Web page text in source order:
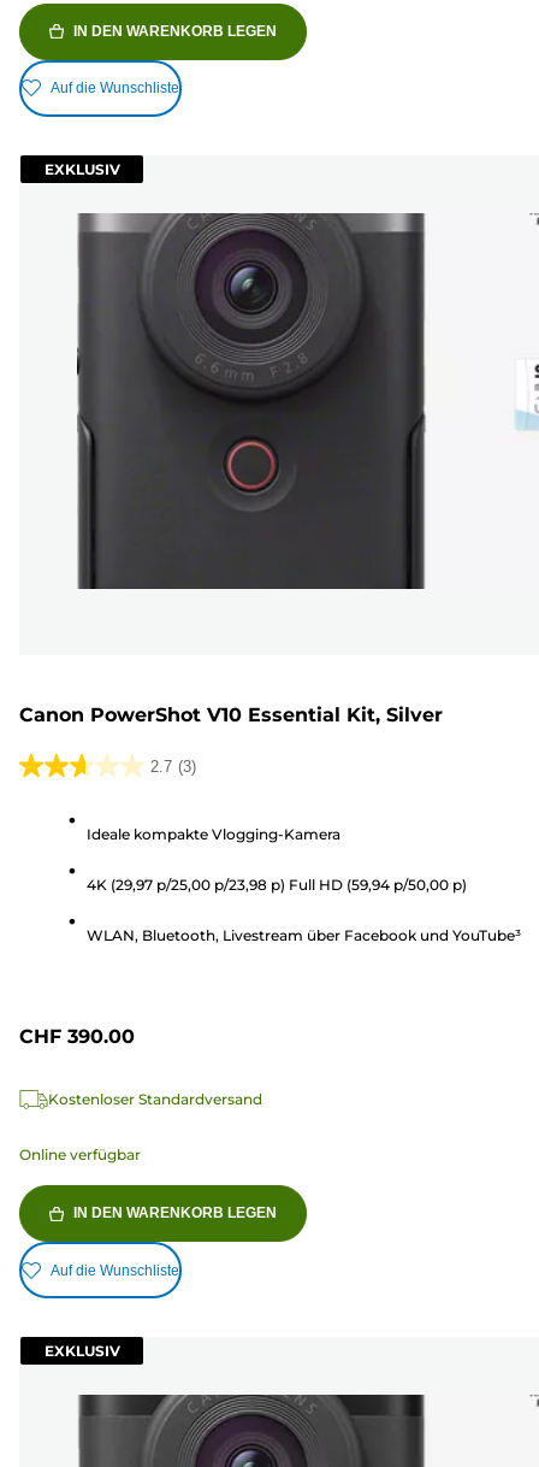
IN DEN WARENKORB LEGEN
Auf die Wunschliste
EXKLUSIV
Canon PowerShot V10 Essential Kit, Silver
2.7 (3)
2.7
Sternen.
Bewertungen
Ideale kompakte Vlogging-Kamera
4K (29,97 p/25,00 p/23,98 p) Full HD (59,94 p/50,00 p)
WLAN, Bluetooth, Livestream über Facebook und YouTube³
CHF 390.00
Kostenloser Standardversand
Online verfügbar
IN DEN WARENKORB LEGEN
Auf die Wunschliste
EXKLUSIV